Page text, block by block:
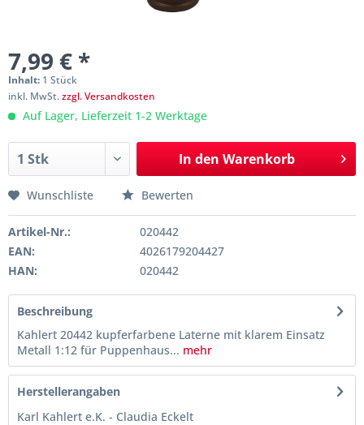
7,99 € *
Inhalt: 1 Stück
inkl. MwSt.zzgl. Versandkosten
Auf Lager, Lieferzeit 1-2 Werktage
In den Warenkorb
Wunschliste Bewerten
Artikel-Nr.:
020442
EAN:
4026179204427
HAN:
020442
Beschreibung
Kahlert 20442 kupferfarbene Laterne mit klarem Einsatz
Metall 1:12 für Puppenhaus... mehr
Herstellerangaben
Karl Kahlert e.K. - Claudia Eckelt